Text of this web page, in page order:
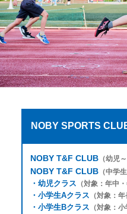
NOBY SPORTS
NOBY T&F CLUB（幼児
NOBY T&F CLUB（中学
・ 幼児クラス （対象：年中・
・ 小学生Aクラス （対象：
・ 小学生Bクラス （対象：